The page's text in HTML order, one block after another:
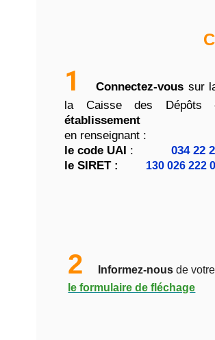
1Connectez-vous sur
la Caisse des Dépôts
établissement
en renseignant :
lecode UAI :
034 22
le SIRET :
130 026 222
2 Informez-nous de
le formulaire de fléchage